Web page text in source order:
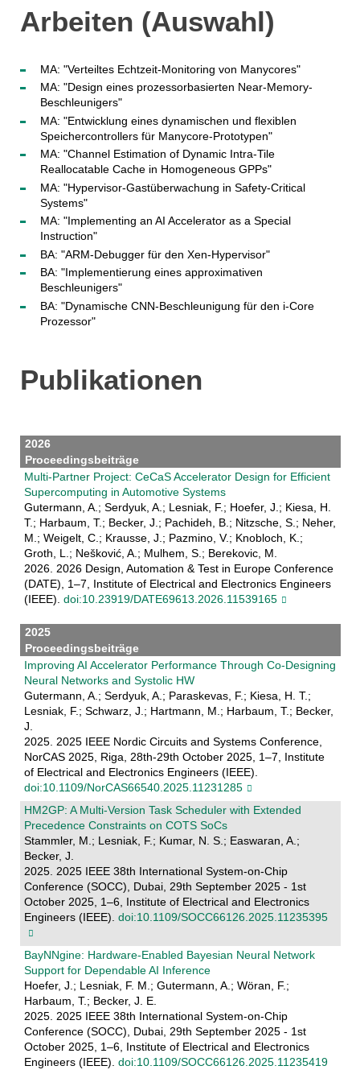
Arbeiten (Auswahl)
MA: "Verteiltes Echtzeit-Monitoring von Manycores"
MA: "Design eines prozessorbasierten Near-Memory-
Beschleunigers"
MA: "Entwicklung eines dynamischen und flexiblen
Speichercontrollers für Manycore-Prototypen"
MA: "Channel Estimation of Dynamic Intra-Tile
Reallocatable Cache in Homogeneous GPPs"
MA: "Hypervisor-Gastüberwachung in Safety-Critical
Systems"
MA: "Implementing an AI Accelerator as a Special
Instruction"
BA: "ARM-Debugger für den Xen-Hypervisor"
BA: "Implementierung eines approximativen
Beschleunigers"
BA: "Dynamische CNN-Beschleunigung für den i-Core
Prozessor"
Publikationen
2026
Proceedingsbeiträge
Multi-Partner Project: CeCaS Accelerator Design for Efficient
Supercomputing in Automotive Systems
Gutermann, A.; Serdyuk, A.; Lesniak, F.; Hoefer, J.; Kiesa, H.
T.; Harbaum, T.; Becker, J.; Pachideh, B.; Nitzsche, S.; Neher,
M.; Weigelt, C.; Krausse, J.; Pazmino, V.; Knobloch, K.;
Groth, L.; Nešković, A.; Mulhem, S.; Berekovic, M.
2026. 2026 Design, Automation & Test in Europe Conference
(DATE), 1–7, Institute of Electrical and Electronics Engineers
(IEEE). doi:10.23919/DATE69613.2026.11539165
2025
Proceedingsbeiträge
Improving AI Accelerator Performance Through Co-Designing
Neural Networks and Systolic HW
Gutermann, A.; Serdyuk, A.; Paraskevas, F.; Kiesa, H. T.;
Lesniak, F.; Schwarz, J.; Hartmann, M.; Harbaum, T.; Becker,
J.
2025. 2025 IEEE Nordic Circuits and Systems Conference,
NorCAS 2025, Riga, 28th-29th October 2025, 1–7, Institute
of Electrical and Electronics Engineers (IEEE).
doi:10.1109/NorCAS66540.2025.11231285
HM2GP: A Multi-Version Task Scheduler with Extended
Precedence Constraints on COTS SoCs
Stammler, M.; Lesniak, F.; Kumar, N. S.; Easwaran, A.;
Becker, J.
2025. 2025 IEEE 38th International System-on-Chip
Conference (SOCC), Dubai, 29th September 2025 - 1st
October 2025, 1–6, Institute of Electrical and Electronics
Engineers (IEEE). doi:10.1109/SOCC66126.2025.11235395
BayNNgine: Hardware-Enabled Bayesian Neural Network
Support for Dependable AI Inference
Hoefer, J.; Lesniak, F. M.; Gutermann, A.; Wöran, F.;
Harbaum, T.; Becker, J. E.
2025. 2025 IEEE 38th International System-on-Chip
Conference (SOCC), Dubai, 29th September 2025 - 1st
October 2025, 1–6, Institute of Electrical and Electronics
Engineers (IEEE). doi:10.1109/SOCC66126.2025.11235419